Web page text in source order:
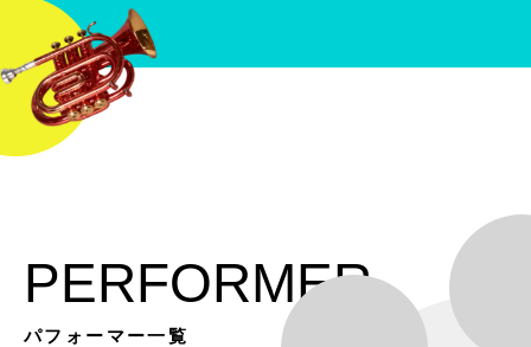
PERFORMER
パフォーマー一覧